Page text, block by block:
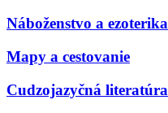
Náboženstvo a ezoterika
Mapy a cestovanie
Cudzojazyčná literatúra